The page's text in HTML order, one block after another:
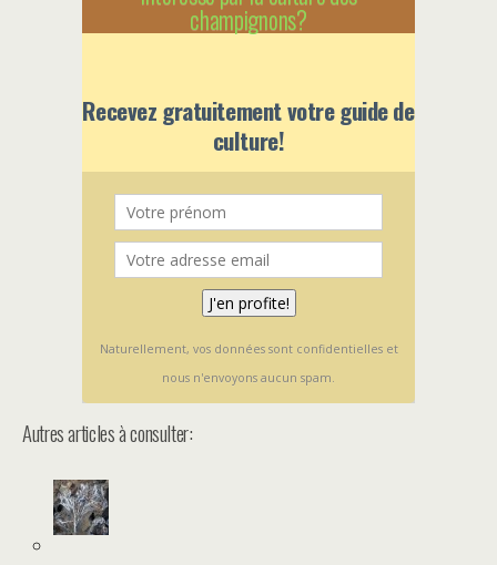
champignons?
Recevez gratuitement votre guide de
culture!
Naturellement, vos données sont confidentielles et
nous n'envoyons aucun spam.
Autres articles à consulter: